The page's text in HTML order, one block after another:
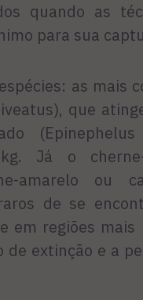
quando as
para sua
as mais
que
Já o cherne-
amarelo ou
de se
em regiões mais
extinção e a